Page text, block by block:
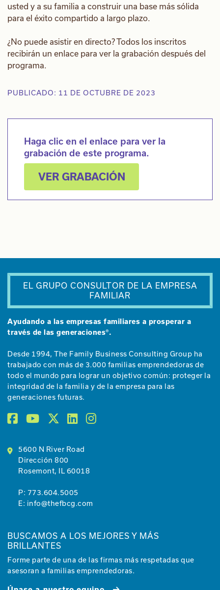
usted y a su familia a construir una base más sólida
para el éxito compartido a largo plazo.
¿No puede asistir en directo? Todos los inscritos
recibirán un enlace para ver la grabación después del
programa.
PUBLICADO: 11 DE OCTUBRE DE 2023
Haga clic en el enlace para ver la
grabación de este programa.
VER GRABACIÓN
EL GRUPO CONSULTOR DE LA EMPRESA
FAMILIAR
Ayudando a las empresas familiares a prosperar a
través de las generaciones®.
Desde 1994, The Family Business Consulting Group ha
trabajado con más de 3.000 familias emprendedoras de
todo el mundo para lograr un objetivo común: proteger la
integridad de la familia y de la empresa para las
generaciones futuras.
5600 N River Road
Dirección 800
Rosemont, IL 60018
P: 773.604.5005
E: info@thefbcg.com
BUSCAMOS A LOS MEJORES Y MÁS
BRILLANTES
Forme parte de una de las firmas más respetadas que
asesoran a familias emprendedoras.